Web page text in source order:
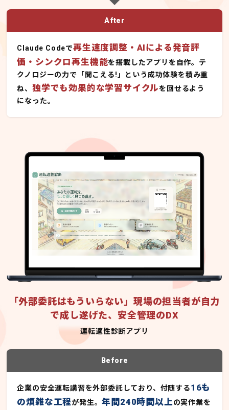
After
Claude Codeで再生速度調整・AIによる発音評
価・シンクロ再生機能を搭載したアプリを自作。テ
クノロジーの力で「聞こえる!」という成功体験を積み重
ね、独学でも効果的な学習サイクルを回せるよう
になった。
「外部委託はもういらない」現場の担当者が自力
で成し遂げた、安全管理のDX
運転適性診断アプリ
Before
企業の安全運転講習を外部委託しており、付随する16も
の煩雑な工程が発生。年間240時間以上の実作業を